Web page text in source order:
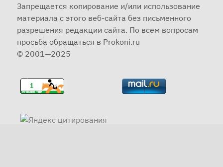
Запрещается копирование и/или использование
материала с этого веб-сайта без письменного
разрешения редакции сайта. По всем вопросам
просьба обращаться в Prokoni.ru
© 2001—2025